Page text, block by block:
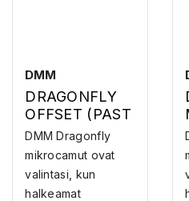
DMM
DRAGONFLY
OFFSET (PAST
SEASON) –
KALLIOVARMIS
TUS
DMM Dragonfly
mikrocamut ovat
valintasi, kun
halkeamat